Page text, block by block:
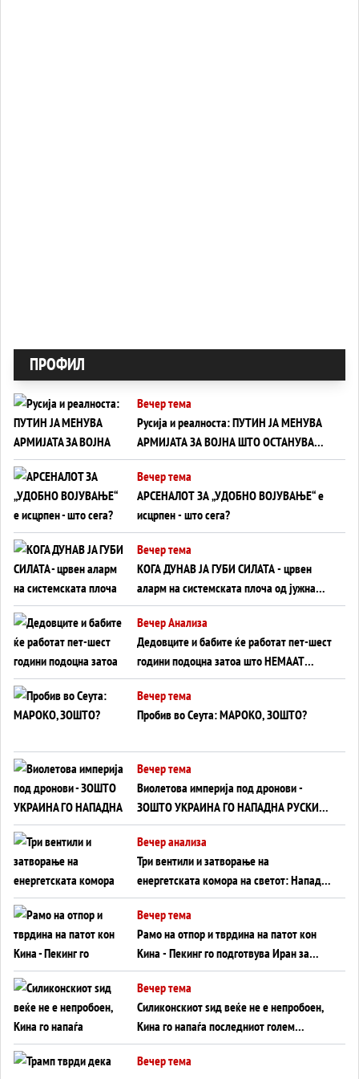
ПРОФИЛ
Вечер тема
Русија и реалноста: ПУТИН ЈА МЕНУВА
АРМИЈАТА ЗА ВОЈНА ШТО ОСТАНУВА
БЕЗ ФРОНТ
Вечер тема
АРСЕНАЛОТ ЗА „УДОБНО ВОЈУВАЊЕ“ е
исцрпен - што сега?
Вечер тема
КОГА ДУНАВ ЈА ГУБИ СИЛАТА - црвен
аларм на системската плоча од јужна
Германија до Црното Море...
Вечер Анализа
Дедовците и бабите ќе работат пет-шест
години подоцна затоа што НЕМААТ
ВНУЦИ ДА ГИ ЗАМЕНАТ
Вечер тема
Пробив во Сеута: МАРОКО, ЗОШТО?
Вечер тема
Виолетова империја под дронови -
ЗОШТО УКРАИНА ГО НАПАДНА РУСКИОТ
WILDBERRIES
Вечер анализа
Три вентили и затворање на
енергетската комора на светот: Нападот
во Суец најавува глобален енергетски
инфаркт?
Вечер тема
Рамо на отпор и тврдина на патот кон
Кина - Пекинг го подготвува Иран за
американска копнена инвазија
Вечер тема
Силиконскиот ѕид веќе не е непробоен,
Кина го напаѓа последниот голем
монопол на Западот?
Вечер тема